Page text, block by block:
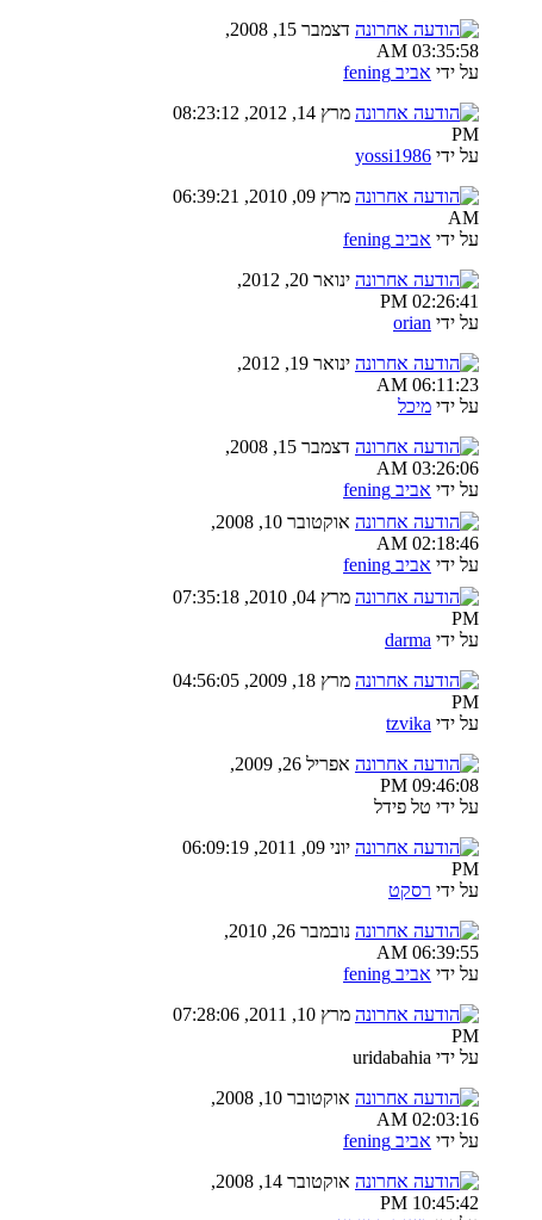
דצמבר 15, 2008,
03:35:58 AM
על ידי אביב fening
מרץ 14, 2012, 08:23:12
PM
על ידי yossi1986
מרץ 09, 2010, 06:39:21
AM
על ידי אביב fening
ינואר 20, 2012,
02:26:41 PM
על ידי orian
ינואר 19, 2012,
06:11:23 AM
על ידי מיכל
דצמבר 15, 2008,
03:26:06 AM
על ידי אביב fening
אוקטובר 10, 2008,
02:18:46 AM
על ידי אביב fening
מרץ 04, 2010, 07:35:18
PM
על ידי darma
מרץ 18, 2009, 04:56:05
PM
על ידי tzvika
אפריל 26, 2009,
09:46:08 PM
על ידי טל פידל
יוני 09, 2011, 06:09:19
PM
על ידי רסקט
נובמבר 26, 2010,
06:39:55 AM
על ידי אביב fening
מרץ 10, 2011, 07:28:06
PM
על ידי uridabahia
אוקטובר 10, 2008,
02:03:16 AM
על ידי אביב fening
אוקטובר 14, 2008,
10:45:42 PM